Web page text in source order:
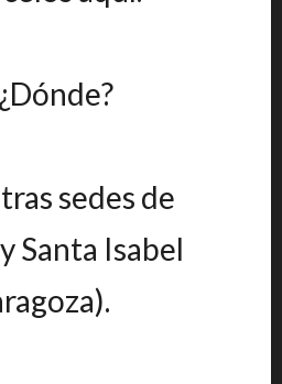
¿Dónde?
sedes de
Santa Isabel